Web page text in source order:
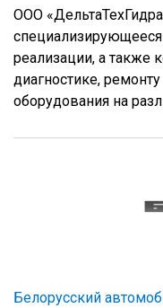
ООО
специализирующееся
реализации, а также
диагностике,
оборудования на
Белорусский